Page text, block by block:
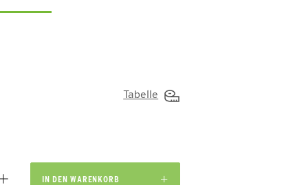
Tabelle
IN DEN WARENKORB